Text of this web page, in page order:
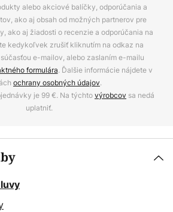
alebo akciové balíčky, odporúčania a
ako aj obsah od možných partnerov pre
ako aj žiadosti o recenzie a odporúčania na
kedykoľvek zrušiť kliknutím na odkaz na
e-mailov, alebo zaslaním e-mailu
formulára. Ďalšie informácie nájdete v
ochrany osobných údajov.
je 99 €. Na týchtovýrobcov sa nedá
uplatniť.